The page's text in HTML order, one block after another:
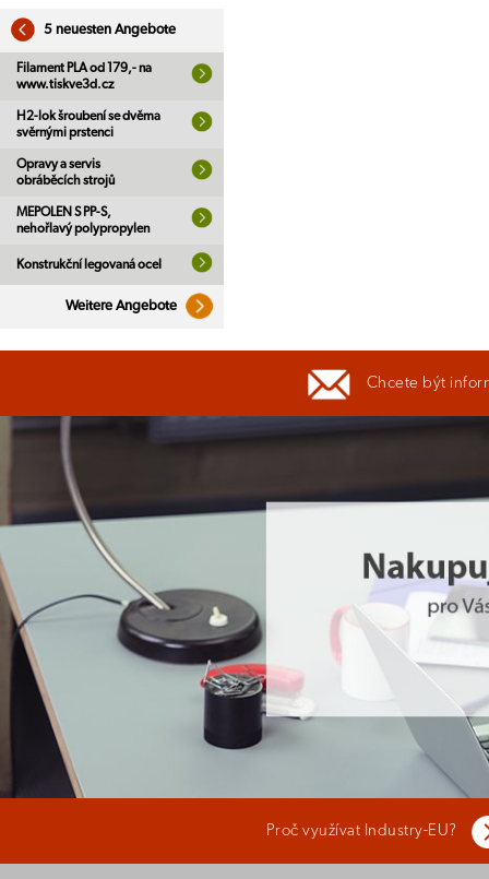
5 neuesten Angebote
Filament PLA od 179,- na
www.tiskve3d.cz
H2-lok šroubení se dvěma
svěrnými prstenci
Opravy a servis
obráběcích strojů
MEPOLEN S PP-S,
nehořlavý polypropylen
Konstrukční legovaná ocel
Weitere Angebote
Chcete být
Proč využívat Industry-EU?